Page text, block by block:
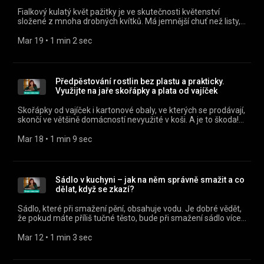
1890-3cbd-86c5-ea958d793716) .
Fialkový kulatý květ pažitky je ve skutečnosti květenství
složené z mnoha drobných kvítků. Má jemnější chuť než listy,
Všechny díly podcastu Babské rady můžete pohodlně
(https://apps.apple.com/cz/app/id1455654616) nebo na
webu mujRozhlas.cz
(https://www.mujrozhlas.cz/rapi/view/show/3caf0f88-3b94-
3216-8dad-28416e4d9d1f?
0e4c-3864-93e5-1f7df0cd5595) .
Mar 19 • 1 min 2 sec
Předpěstování rostlin bez plastu a prakticky.
Využijte na jaře skořápky a plata od vajíček
Skořápky od vajíček i kartonové obaly, ve kterých se prodávají,
skončí ve většině domácností nevyužité v koši. A je to škoda!
podcastu Babské rady můžete pohodlně poslouchat v mobilní
(https://apps.apple.com/cz/app/id1455654616) nebo na
webu mujRozhlas.cz
(https://www.mujrozhlas.cz/rapi/view/show/3caf0f88-3b94-
3216-8dad-28416e4d9d1f?
78a1-3a98-9f8b-3ed2fe7b88e6) .
Mar 18 • 1 min 9 sec
Sádlo v kuchyni – jak na něm správně smažit a co
dělat, když se zkazí?
Sádlo, které při smažení pění, obsahuje vodu. Je dobré vědět,
že pokud máte příliš tučné těsto, bude při smažení sádlo více
podcastu Babské rady můžete pohodlně poslouchat v mobilní
Mar 12 • 1 min 3 sec